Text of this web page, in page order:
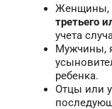
Женщины,
третьего
учета
Мужчины,
ребенка.
Отцы или